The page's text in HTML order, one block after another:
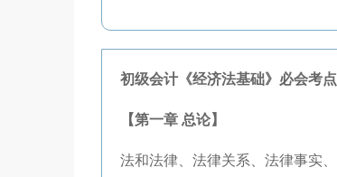
初级会计《经济法基础》必会考点
【第一章 总论】
法和法律、法律关系、法律事实